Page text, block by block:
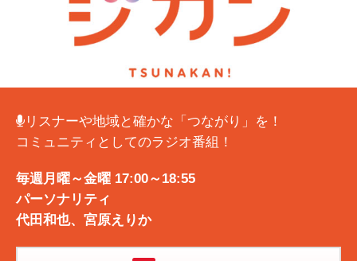
リスナーや地域と確かな「つながり」を！
コミュニティとしてのラジオ番組！
毎週月曜～金曜 17:00～18:55
パーソナリティ
代田和也、 宮原えりか